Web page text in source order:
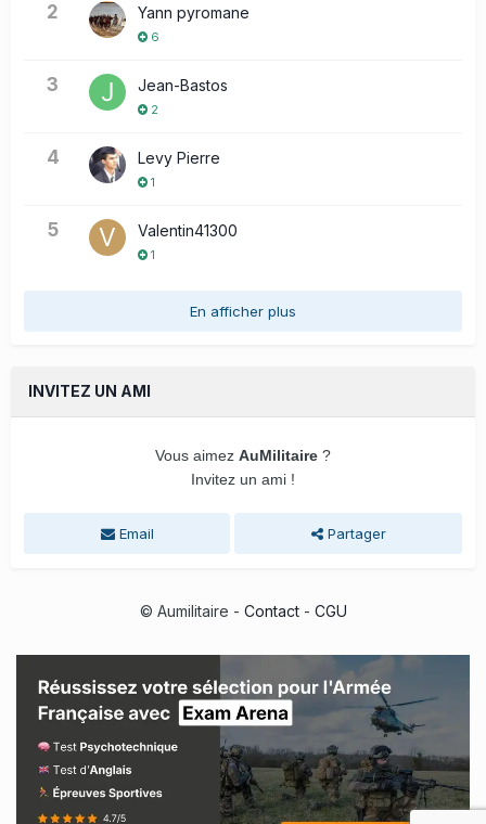
2 Yann pyromane
6
3 Jean-Bastos
2
4 Levy Pierre
1
5 Valentin41300
1
En afficher plus
INVITEZ UN AMI
Vous aimez AuMilitaire ?
Invitez un ami !
Email Partager
© Aumilitaire - Contact- CGU